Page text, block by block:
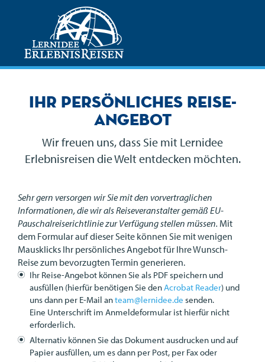
Ihr persönliches Reise-
Angebot
Wir freuen uns, dass Sie mit Lernidee
Erlebnisreisen die Welt entdecken möchten.
Sehr gern versorgen wir Sie mit den vorvertraglichen
Informationen, die wir als Reiseveranstalter gemäß EU-
Pauschalreiserichtlinie zur Verfügung stellen müssen. Mit
dem Formular auf dieser Seite können Sie mit wenigen
Mausklicks Ihr persönliches Angebot für Ihre Wunsch-
Reise zum bevorzugten Termin generieren.
Ihr Reise-Angebot können Sie als PDFspeichern und
ausfüllen (hierfür benötigen Sie denAcrobat Reader) und
uns dann per E-Mail anteam@lernidee.de senden.
Eine Unterschrift im Anmeldeformular ist hierfür nicht
erforderlich.
Alternativ können Sie das Dokument ausdrucken und auf
Papier ausfüllen, um es dann per Post, per Fax oder